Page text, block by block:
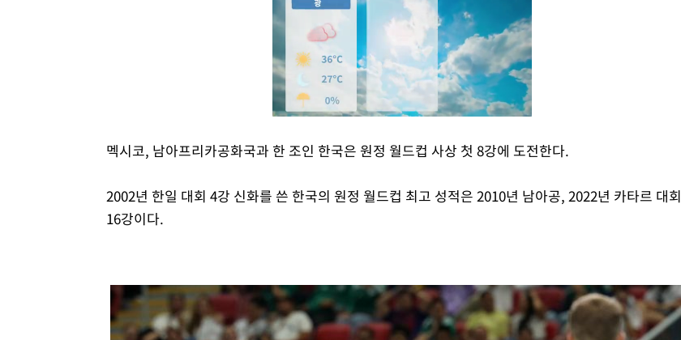
멕시코, 남아프리카공화국과 한 조인 한국은 원정 월드컵 사상 첫 8강에 도전한다.
2002년 한일 대회 4강 신화를 쓴 한국의 원정 월드컵 최고 성적은 2010년 남아공, 2022년 카타르 대회
16강이다.